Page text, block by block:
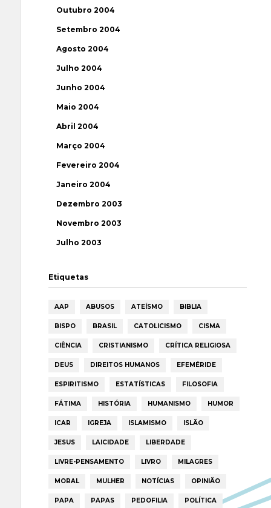
Outubro 2004
Setembro 2004
Agosto 2004
Julho 2004
Junho 2004
Maio 2004
Abril 2004
Março 2004
Fevereiro 2004
Janeiro 2004
Dezembro 2003
Novembro 2003
Julho 2003
Etiquetas
AAP ABUSOS ATEÍSMO BIBLIA
BISPO BRASIL CATOLICISMO CISMA
CIÊNCIA CRISTIANISMO CRÍTICA RELIGIOSA
DEUS DIREITOS HUMANOS EFEMÉRIDE
ESPIRITISMO ESTATÍSTICAS FILOSOFIA
FÁTIMA HISTÓRIA HUMANISMO HUMOR
ICAR IGREJA ISLAMISMO ISLÃO
JESUS LAICIDADE LIBERDADE
LIVRE-PENSAMENTO LIVRO MILAGRES
MORAL MULHER NOTÍCIAS OPINIÃO
PAPA PAPAS PEDOFILIA POLÍTICA